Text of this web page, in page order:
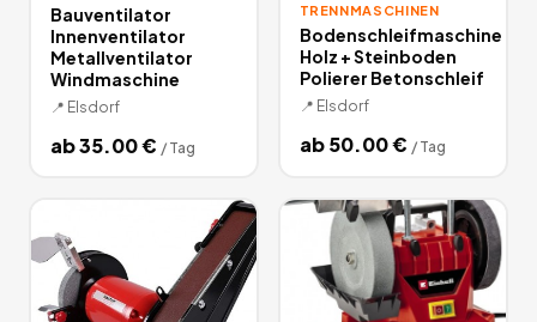
Bauventilator
Innenventilator
Metallventilator
Windmaschine
📍 Elsdorf
ab35.00€ / Tag
TRENNMASCHINEN
Bodenschleifmaschine
Holz + Steinboden
Polierer Betonschleif
📍 Elsdorf
ab50.00€ / Tag